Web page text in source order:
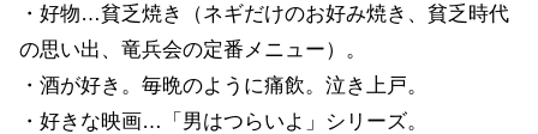
・好物…貧乏焼き（ネギだけのお好み焼き、貧乏時代
の思い出、竜兵会の定番メニュー）。
・酒が好き。毎晩のように痛飲。泣き上戸。
・好きな映画…「男はつらいよ」シリーズ。